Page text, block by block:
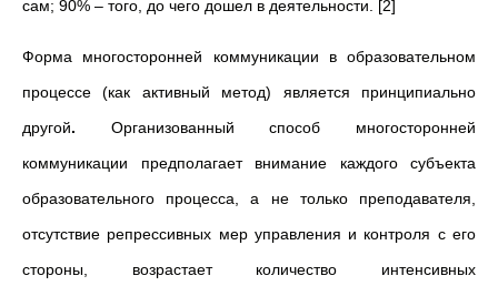
сам; 90% – того, до чего дошел в деятельности. [2]
Форма многосторонней коммуникации в образовательном
процессе (как активный метод) является принципиально
другой. Организованный способ многосторонней
коммуникации предполагает внимание каждого субъекта
образовательного процесса, а не только преподавателя,
отсутствие репрессивных мер управления и контроля с его
стороны, возрастает количество интенсивных